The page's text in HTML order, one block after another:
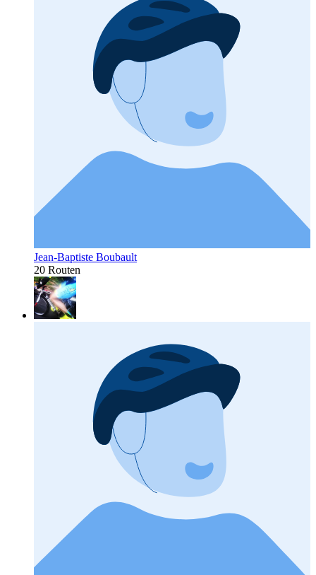
Jean-Baptiste Boubault
20 Routen